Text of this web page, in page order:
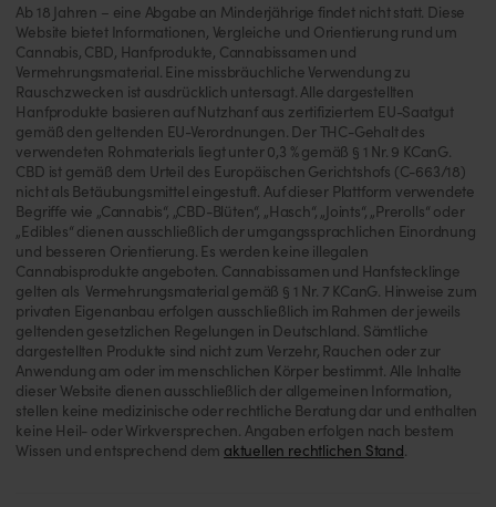
Ab 18 Jahren – eine Abgabe an Minderjährige findet nicht statt. Diese
Website bietet Informationen, Vergleiche und Orientierung rund um
Cannabis, CBD, Hanfprodukte, Cannabissamen und
Vermehrungsmaterial. Eine missbräuchliche Verwendung zu
Rauschzwecken ist ausdrücklich untersagt. Alle dargestellten
Hanfprodukte basieren auf Nutzhanf aus zertifiziertem EU-Saatgut
gemäß den geltenden EU-Verordnungen. Der THC-Gehalt des
verwendeten Rohmaterials liegt unter 0,3 % gemäß § 1 Nr. 9 KCanG.
CBD ist gemäß dem Urteil des Europäischen Gerichtshofs (C-663/18)
nicht als Betäubungsmittel eingestuft. Auf dieser Plattform verwendete
Begriffe wie „Cannabis“, „CBD-Blüten“, „Hasch“, „Joints“, „Prerolls“ oder
„Edibles“ dienen ausschließlich der umgangssprachlichen Einordnung
und besseren Orientierung. Es werden keine illegalen
Cannabisprodukte angeboten. Cannabissamen und Hanfstecklinge
gelten als Vermehrungsmaterial gemäß § 1 Nr. 7 KCanG. Hinweise zum
privaten Eigenanbau erfolgen ausschließlich im Rahmen der jeweils
geltenden gesetzlichen Regelungen in Deutschland. Sämtliche
dargestellten Produkte sind nicht zum Verzehr, Rauchen oder zur
Anwendung am oder im menschlichen Körper bestimmt. Alle Inhalte
dieser Website dienen ausschließlich der allgemeinen Information,
stellen keine medizinische oder rechtliche Beratung dar und enthalten
keine Heil- oder Wirkversprechen. Angaben erfolgen nach bestem
Wissen und entsprechend dem aktuellen rechtlichen Stand.